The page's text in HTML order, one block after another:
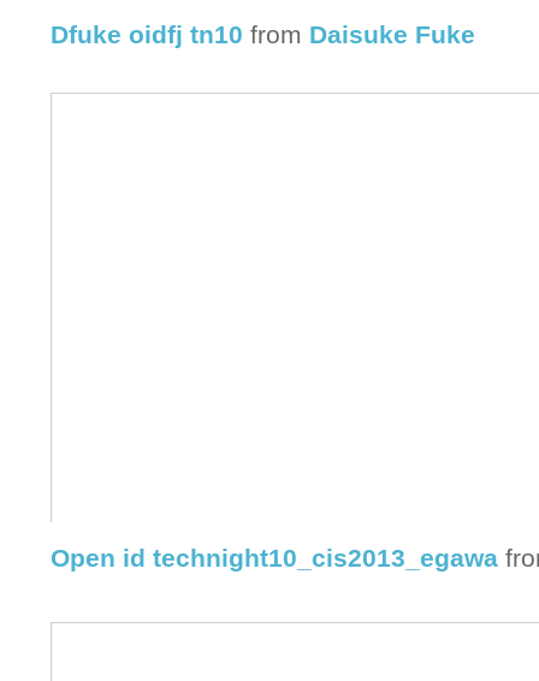
Dfuke oidfj tn10 from Daisuke Fuke
Open id technight10_cis2013_egawa